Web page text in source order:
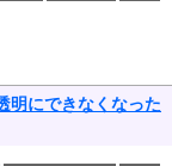
明にできなくなった